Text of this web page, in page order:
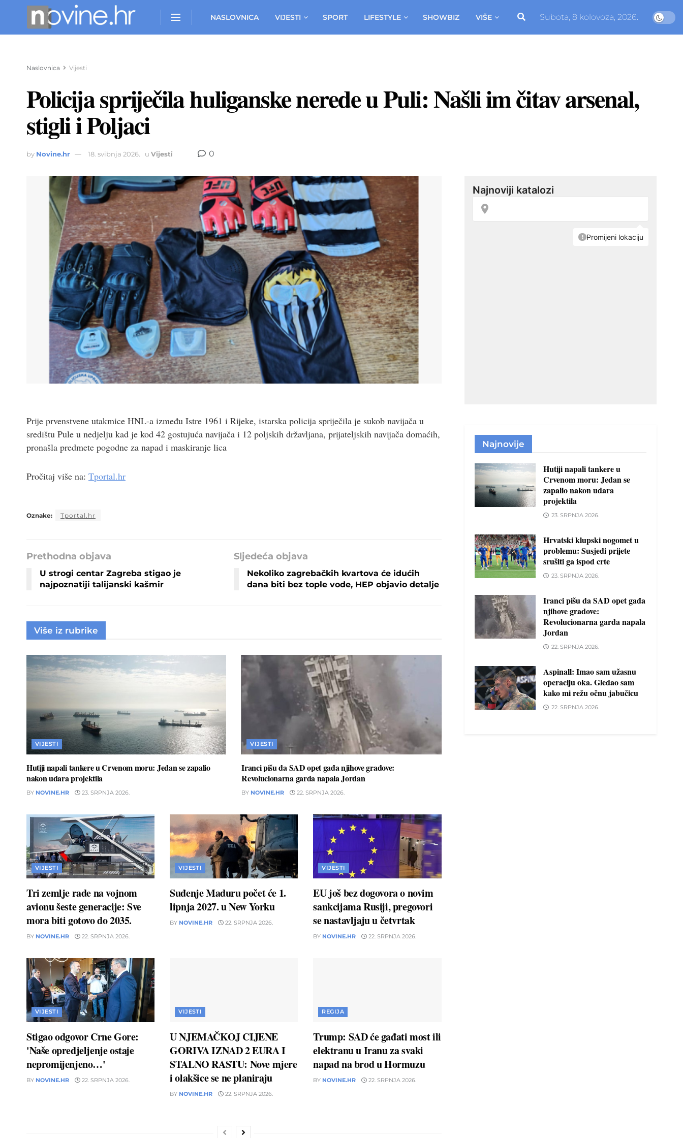
NASLOVNICA VIJESTI SPORT LIFESTYLE SHOWBIZ VIŠE Subota, 8 kolovoza, 2026.
Naslovnica Vijesti
Policija spriječila huliganske nerede u Puli: Našli im čitav arsenal,
stigli i Poljaci
by Novine.hr 18. svibnja 2026. u Vijesti 0
Prije prvenstvene utakmice HNL-a između Istre 1961 i Rijeke, istarska policija spriječila je sukob navijača u
središtu Pule u nedjelju kad je kod 42 gostujuća navijača i 12 poljskih državljana, prijateljskih navijača domaćih,
pronašla predmete pogodne za napad i maskiranje lica
Pročitaj više na: Tportal.hr
Oznake: Tportal.hr
Prethodna objava
U strogi centar Zagreba stigao je
najpoznatiji talijanski kašmir
Sljedeća objava
Nekoliko zagrebačkih kvartova će idućih
dana biti bez tople vode, HEP objavio detalje
Više iz rubrike
VIJESTI
Hutiji napali tankere u Crvenom moru: Jedan se zapalio
nakon udara projektila
BY NOVINE.HR 23. SRPNJA 2026.
VIJESTI
Iranci pišu da SAD opet gađa njihove gradove:
Revolucionarna garda napala Jordan
BY NOVINE.HR 22. SRPNJA 2026.
VIJESTI
Tri zemlje rade na vojnom
avionu šeste generacije: Sve
mora biti gotovo do 2035.
BY NOVINE.HR 22. SRPNJA 2026.
VIJESTI
Suđenje Maduru počet će 1.
lipnja 2027. u New Yorku
BY NOVINE.HR 22. SRPNJA 2026.
VIJESTI
EU još bez dogovora o novim
sankcijama Rusiji, pregovori
se nastavljaju u četvrtak
BY NOVINE.HR 22. SRPNJA 2026.
VIJESTI
Stigao odgovor Crne Gore:
'Naše opredjeljenje ostaje
nepromijenjeno…'
BY NOVINE.HR 22. SRPNJA 2026.
VIJESTI
U NJEMAČKOJ CIJENE
GORIVA IZNAD 2 EURA I
STALNO RASTU: Nove mjere
i olakšice se ne planiraju
BY NOVINE.HR 22. SRPNJA 2026.
REGIJA
Trump: SAD će gađati most ili
elektranu u Iranu za svaki
napad na brod u Hormuzu
BY NOVINE.HR 22. SRPNJA 2026.
Najnovije
Hutiji napali tankere u
Crvenom moru: Jedan se
zapalio nakon udara
projektila
23. SRPNJA 2026.
Hrvatski klupski nogomet u
problemu: Susjedi prijete
srušiti ga ispod crte
23. SRPNJA 2026.
Iranci pišu da SAD opet gađa
njihove gradove:
Revolucionarna garda napala
Jordan
22. SRPNJA 2026.
Aspinall: Imao sam užasnu
operaciju oka. Gledao sam
kako mi režu očnu jabučicu
22. SRPNJA 2026.